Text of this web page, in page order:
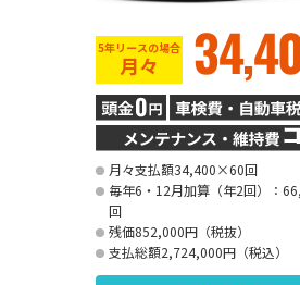
5年リースの場合
月々
月々支払額34,400×60回
毎年6・12月加算（年2回）：
回
残価852,000円（税抜）
支払総額2,724,000円（税込）